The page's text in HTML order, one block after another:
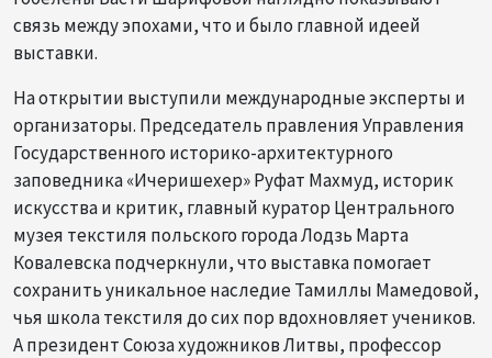
связь между эпохами, что и было главной идеей
выставки.
На открытии выступили международные эксперты и
организаторы. Председатель правления Управления
Государственного историко-архитектурного
заповедника «Ичеришехер» Руфат Махмуд, историк
искусства и критик, главный куратор Центрального
музея текстиля польского города Лодзь Марта
Ковалевска подчеркнули, что выставка помогает
сохранить уникальное наследие Тамиллы Мамедовой,
чья школа текстиля до сих пор вдохновляет учеников.
А президент Союза художников Литвы, профессор